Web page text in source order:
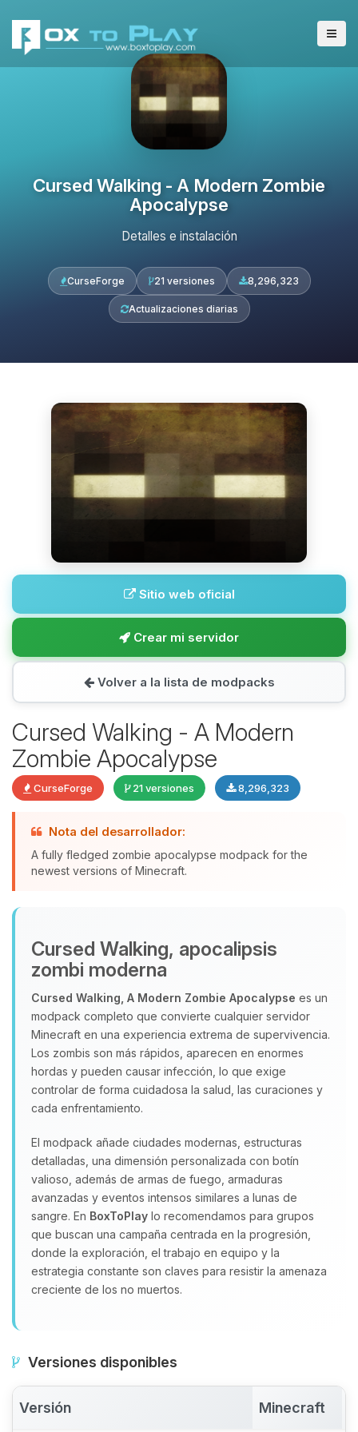
Cursed Walking - A Modern Zombie
Apocalypse
Detalles e instalación
CurseForge 21 versiones 8,296,323
Actualizaciones diarias
Sitio web oficial
Crear mi servidor
Volver a la lista de modpacks
Cursed Walking - A Modern
Zombie Apocalypse
CurseForge 21 versiones 8,296,323
Nota del desarrollador:
A fully fledged zombie apocalypse modpack for the
newest versions of Minecraft.
Cursed Walking, apocalipsis
zombi moderna
Cursed Walking, A Modern Zombie Apocalypse es un
modpack completo que convierte cualquier servidor
Minecraft en una experiencia extrema de supervivencia.
Los zombis son más rápidos, aparecen en enormes
hordas y pueden causar infección, lo que exige
controlar de forma cuidadosa la salud, las curaciones y
cada enfrentamiento.
El modpack añade ciudades modernas, estructuras
detalladas, una dimensión personalizada con botín
valioso, además de armas de fuego, armaduras
avanzadas y eventos intensos similares a lunas de
sangre. En BoxToPlay lo recomendamos para grupos
que buscan una campaña centrada en la progresión,
donde la exploración, el trabajo en equipo y la
estrategia constante son claves para resistir la amenaza
creciente de los no muertos.
Versiones disponibles
Versión Minecraft
hablar! Soy Choupy, tu pequeno
asistente de BoxToPlay. Cuentame
que necesitas y moveré mis
pequenos circuitos para ayudarte.
07/08/2026 04:41